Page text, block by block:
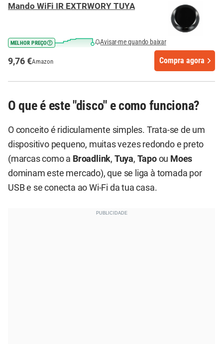
Mando WiFi IR EXTRWORY TUYA
MELHOR PREÇO Avisar-me quando baixar
9,76 €Amazon Compra agora
O que é este "disco" e como funciona?
O conceito é ridiculamente simples. Trata-se de um
dispositivo pequeno, muitas vezes redondo e preto
(marcas como a Broadlink, Tuya, Tapoou Moes
dominam este mercado), que se liga à tomada por
USB e se conecta ao Wi-Fi da tua casa.